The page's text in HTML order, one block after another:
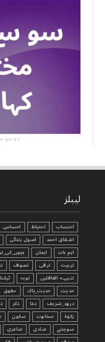
دو سو
لیبلز
احتساب احتیاط احساس
اشفاق احمد
اصول زندگی
اہم بات
ایمان
تربیت
ترقی تصوف
تنبیہہ الغافلین
توبہ
حدیث
حدیث_پاک حقوق
درود_شریف
دعا ذکر
زکوٰۃ
سخاوت سکون
سوچئیے
شادی شاعری